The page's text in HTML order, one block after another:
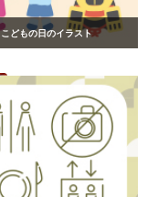
こどもの日のイラスト